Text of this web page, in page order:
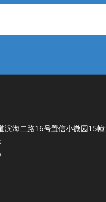
滨海二路16号置信小微园15